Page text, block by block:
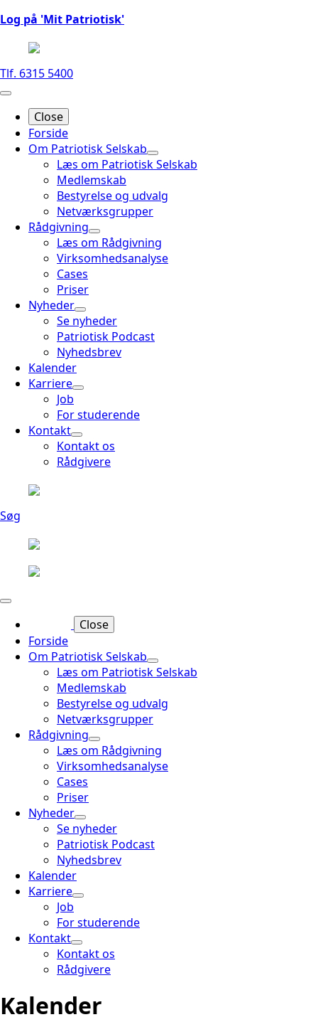
Log på 'Mit Patriotisk'
Tlf. 6315 5400
Close
Forside
Om Patriotisk Selskab
Læs om Patriotisk Selskab
Medlemskab
Bestyrelse og udvalg
Netværksgrupper
Rådgivning
Læs om Rådgivning
Virksomhedsanalyse
Cases
Priser
Nyheder
Se nyheder
Patriotisk Podcast
Nyhedsbrev
Kalender
Karriere
Job
For studerende
Kontakt
Kontakt os
Rådgivere
Søg
Close
Forside
Om Patriotisk Selskab
Læs om Patriotisk Selskab
Medlemskab
Bestyrelse og udvalg
Netværksgrupper
Rådgivning
Læs om Rådgivning
Virksomhedsanalyse
Cases
Priser
Nyheder
Se nyheder
Patriotisk Podcast
Nyhedsbrev
Kalender
Karriere
Job
For studerende
Kontakt
Kontakt os
Rådgivere
Kalender